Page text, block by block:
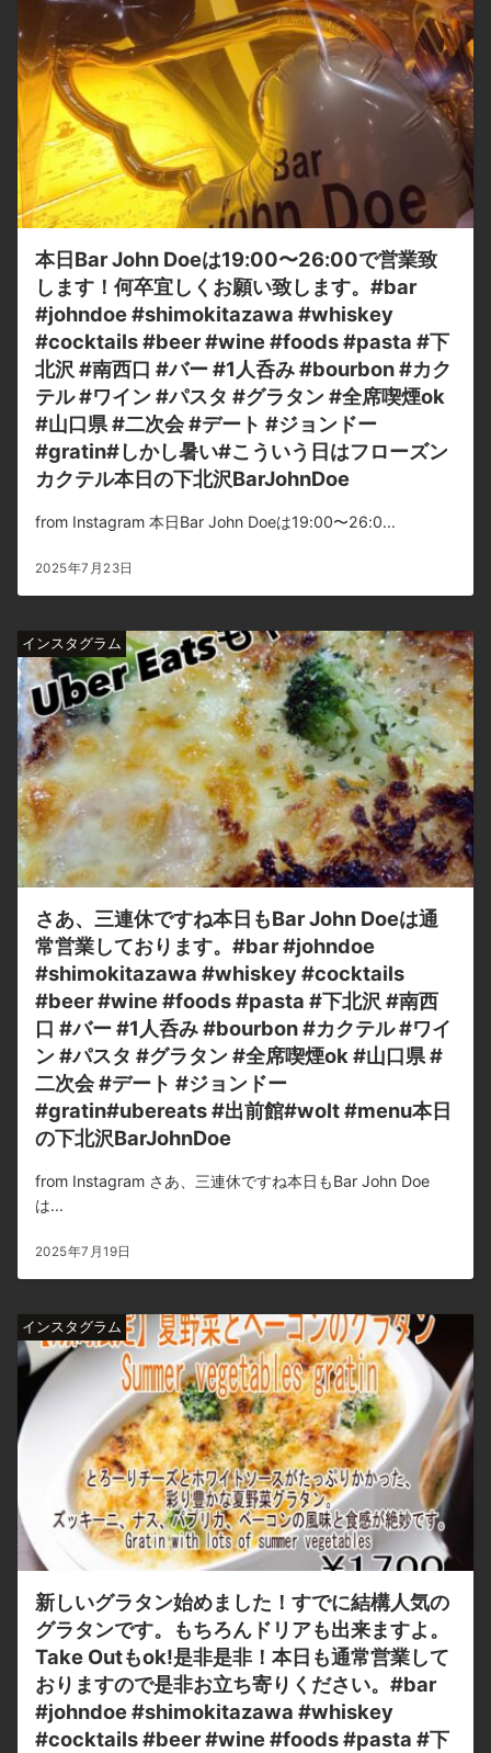
本日Bar John Doeは19:00〜26:00で営業致
します！何卒宜しくお願い致します。#bar
#johndoe #shimokitazawa #whiskey
#cocktails #beer #wine #foods #pasta #下
北沢 #南西口 #バー #1人呑み #bourbon #カク
テル #ワイン #パスタ #グラタン #全席喫煙ok
#山口県 #二次会 #デート #ジョンドー
#gratin#しかし暑い#こういう日はフローズン
カクテル本日の下北沢BarJohnDoe
from Instagram 本日Bar John Doeは19:00〜26:0...
2025年7月23日
インスタグラム
さあ、三連休ですね本日もBar John Doeは通
常営業しております。#bar #johndoe
#shimokitazawa #whiskey #cocktails
#beer #wine #foods #pasta #下北沢 #南西
口 #バー #1人呑み #bourbon #カクテル #ワイ
ン #パスタ #グラタン #全席喫煙ok #山口県 #
二次会 #デート #ジョンドー
#gratin#ubereats #出前館#wolt #menu本日
の下北沢BarJohnDoe
from Instagram さあ、三連休ですね本日もBar John Doe
は...
2025年7月19日
インスタグラム
新しいグラタン始めました！すでに結構人気の
グラタンです。もちろんドリアも出来ますよ。
Take Outもok!是非是非！本日も通常営業して
おりますので是非お立ち寄りください。#bar
#johndoe #shimokitazawa #whiskey
#cocktails #beer #wine #foods #pasta #下